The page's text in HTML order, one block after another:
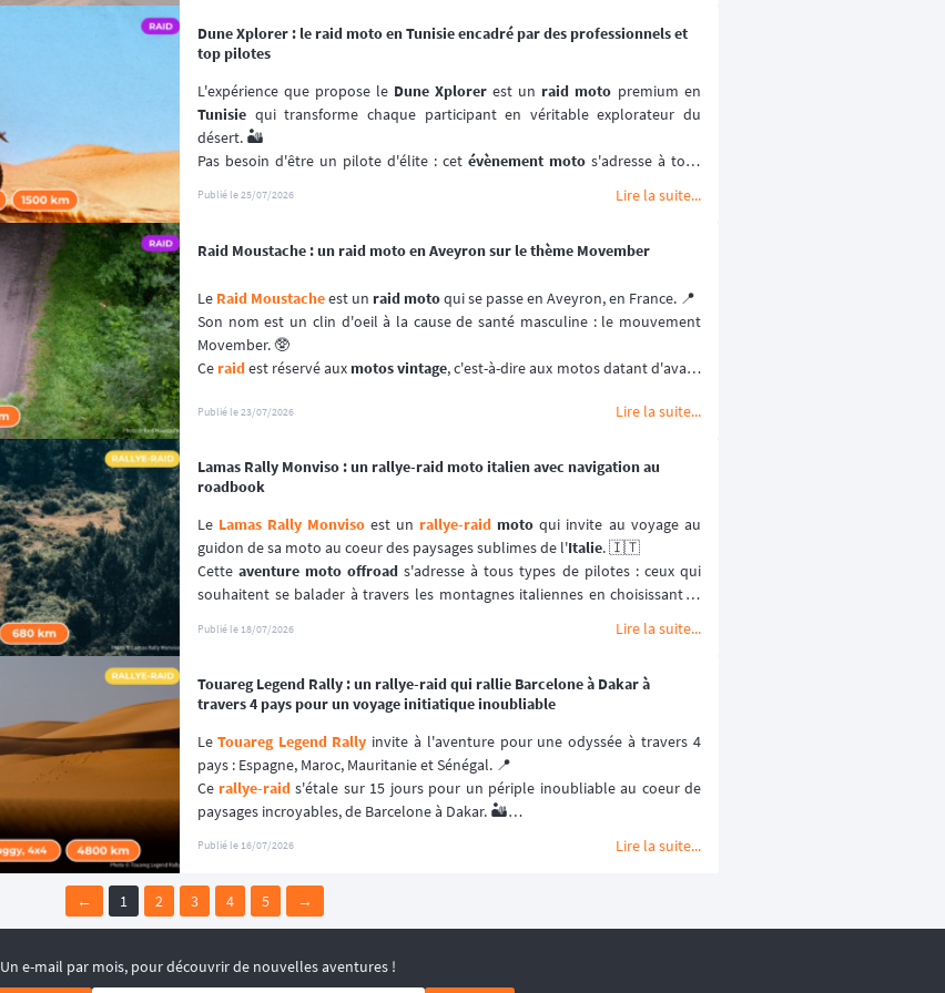
guide technique complet pour faire le bon choix.
Dune Xplorer : le raid moto en Tunisie encadré par des professionnels et
top pilotes
L'expérience que propose le Dune Xplorer est un raid moto
Tunisie qui transforme chaque participant en véritable explorateur du
désert. 🏜️
Pas besoin d'être un pilote d'élite : cet évènement moto s'adresse à tous
ambassadeurs qui maîtrisent parfaitement leur sujet.
du temps qui rassemble des passionnés moto venus d'horizons différents.
💫
📆 Prochaines dates : du 16 au 20 Novembre 2026.
Publié le25/07/2026 Lire la suite...
Raid Moustache : un raid moto en Aveyron sur le thème Movember
Le Raid Moustache est un raid moto qui se passe en Aveyron, en France. 📍
Son nom est un clin d'oeil à la cause de santé masculine : le mouvement
Movember. 🥸
Ce raid est réservé aux motos vintage, c'est-à-dire aux motos datant d'avant
offroad et un parcours typé route.
Publié le23/07/2026 Lire la suite...
Lamas Rally Monviso : un rallye-raid moto italien avec navigation au
roadbook
Le Lamas Rally Monviso est un rallye-raid moto qui invite au voyage au
guidon de sa moto au coeur des paysages sublimes de l'Italie. 🇮🇹
Cette aventure moto offroad s'adresse à tous types de pilotes : ceux qui
souhaitent se balader à travers les montagnes italiennes en choisissant la
leurs compétences de
en optant pour la catégorie
📆 Prochaines dates : du 10 au 13 septembre 2026.
Publié le 18/07/2026 Lire la suite...
Touareg Legend Rally : un rallye-raid qui rallie Barcelone à Dakar à
travers 4 pays pour un voyage initiatique inoubliable
Le Touareg Legend Rally invite à l'aventure pour une odyssée à travers 4
pays : Espagne, Maroc, Mauritanie et Sénégal. 📍
Ce rallye-raid s'étale sur 15 jours pour un périple inoubliable au coeur de
paysages incroyables, de Barcelone à Dakar. 🏜️
Publié le 16/07/2026 Lire la suite...
← 1 2 3 4 5 →
Un e-mail par mois, pour découvrir de nouvelles aventures !